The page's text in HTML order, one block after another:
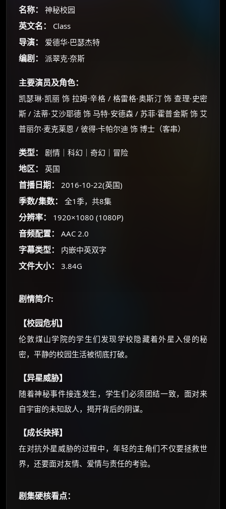
名称： 神秘校园
英文名： Class
导演： 爱德华·巴瑟杰特
编剧： 派翠克·奈斯
主要演员及角色：
凯瑟琳·凯丽 饰 拉姆·辛格 / 格雷格·奥斯汀 饰 查理·史密
斯 / 法蒂·艾沙耶德 饰 马特·安德森 / 苏菲·霍普金斯 饰 艾
普丽尔·麦克莱恩 / 彼得·卡帕尔迪 饰 博士（客串）
类型： 剧情｜科幻｜奇幻｜冒险
地区： 英国
首播日期： 2016-10-22(英国)
季数/集数： 全1季，共8集
分辨率： 1920×1080 (1080P)
音频配置： AAC 2.0
字幕类型： 内嵌中英双字
文件大小： 3.84G
剧情简介:
【校园危机】
伦敦煤山学院的学生们发现学校隐藏着外星入侵的秘
密，平静的校园生活被彻底打破。
【异星威胁】
随着神秘事件接连发生，学生们必须团结一致，面对来
自宇宙的未知敌人，揭开背后的阴谋。
【成长抉择】
在对抗外星威胁的过程中，年轻的主角们不仅要拯救世
界，还要面对友情、爱情与责任的考验。
剧集硬核看点：
🧧 福利领取站
☕
朋友们辛苦了 💦
如夸克12个月送14天 最低75元！
价格有浮动，请直接搜索查最低价！
☕ 海外大侠？通过 Ko-fi 赐茶